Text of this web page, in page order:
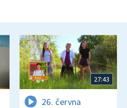
27:43
26. června